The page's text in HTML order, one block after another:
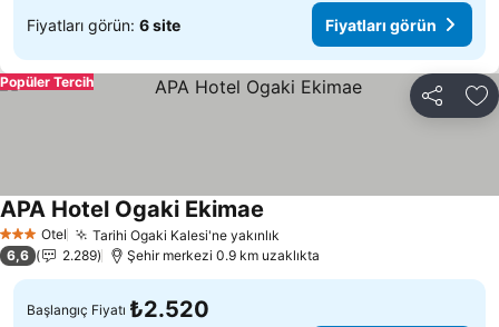
Fiyatları görün: 6 site Fiyatları görün
Paylaş
Popüler Tercih
3 YıldızOtel Tarihi Ogaki Kalesi'ne yakınlık
APA Hotel Ogaki Ekimae
6,6 2.289 Şehir merkezi 0.9 km uzaklıkta
Başlangıç Fiyatı ₺2.520